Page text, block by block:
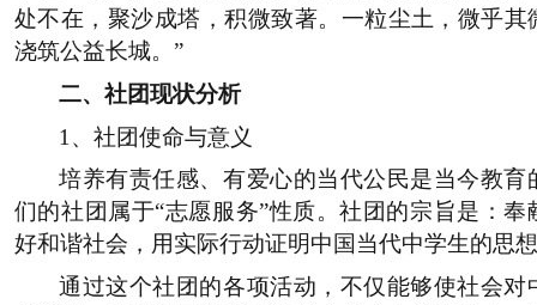
处不在，聚沙成塔，积微致著。一粒尘土，微乎其
浇筑公益长城。 ”
二、社团现状分析
1 、社团使命与意义
培养有责任感、有爱心的当代公民是当今教育
们的社团属于“志愿服务”性质。社团的宗旨是：奉
好和谐社会，用实际行动证明中国当代中学生的思
通过这个社团的各项活动，不仅能够使社会对